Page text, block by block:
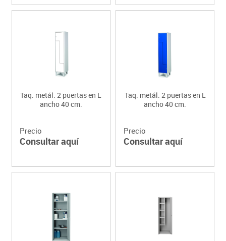
Taq. metál. 2 puertas en L
ancho 40 cm.
Precio
Consultar aquí
Taq. metál. 2 puertas en L
ancho 40 cm.
Precio
Consultar aquí